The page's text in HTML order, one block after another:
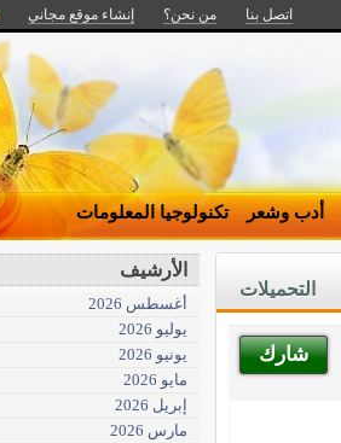
اتصل بنا من نحن؟ إنشاء موقع مجاني
أدب وشعر تكنولوجيا المعلومات
التحميلات
شارك
الأرشيف
أغسطس 2026
يوليو 2026
يونيو 2026
مايو 2026
إبريل 2026
مارس 2026